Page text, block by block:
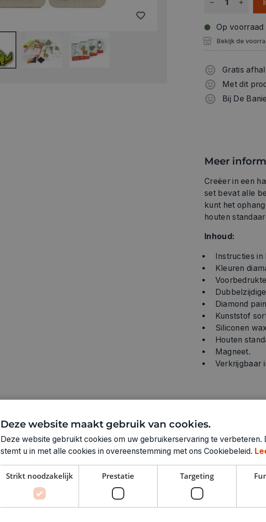
Op voorraad
Bekijk de
Gratis
Met dit
Bij De
Meer
Creëer in een
set bevat alle
kunt het
houten
Inhoud:
Instructies
Kleuren
Diamond
Kunststof
Siliconen
Houten
Magneet.
Verkrijgbaar
Technische
LEEFTIJD VANAF:
GEWICHT
Deze website maakt gebruik van cookies.
Deze website gebruikt cookies om uw gebruikerservaring te verbeteren.
stemt u in met alle cookies in overeenstemming met ons Cookiebeleid.
Strikt noodzakelijk Prestatie Targeting